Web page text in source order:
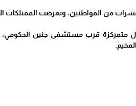
من المواطنين، وتعرضت الممتلكات
متمركزة قرب مستشفى جنين